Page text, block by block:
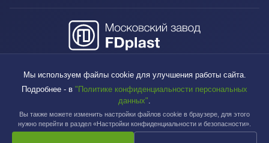
sales@fdplast.ru
140050, Московская обл., пос. Красково, ул. Карла Маркса, д. 117Б
Мы используем файлы cookie для улучшения работы сайта.
Подробнее - в "Политике конфиденциальности персональных
данных".
Вы также можете изменить настройки файлов cookie в браузере, для этого
нужно перейти в раздел «Настройки конфиденциальности и безопасности».